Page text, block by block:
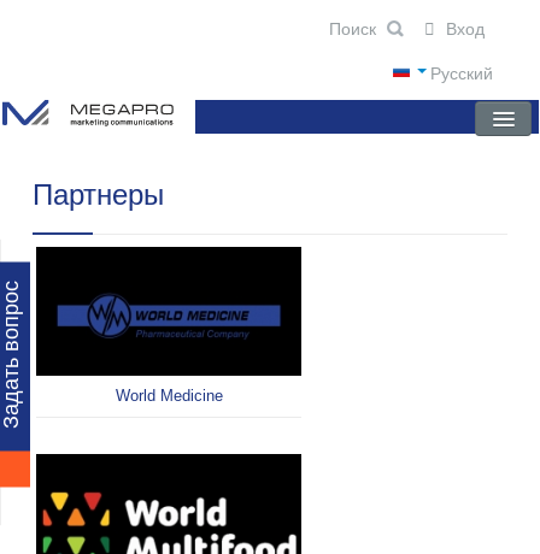
вопрос
Русский
Вход
ГЛАВНАЯ
О КОМПАНИИ
ПРЕПАРАТЫ
НАУЧНЫЕ ПУБЛИКАЦИИ
Партнеры
World Medicine